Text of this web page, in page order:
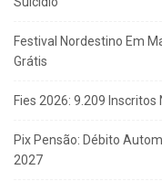
Festival Nordestino Em
Grátis
Fies 2026: 9.209 Inscritos
Pix Pensão: Débito
2027